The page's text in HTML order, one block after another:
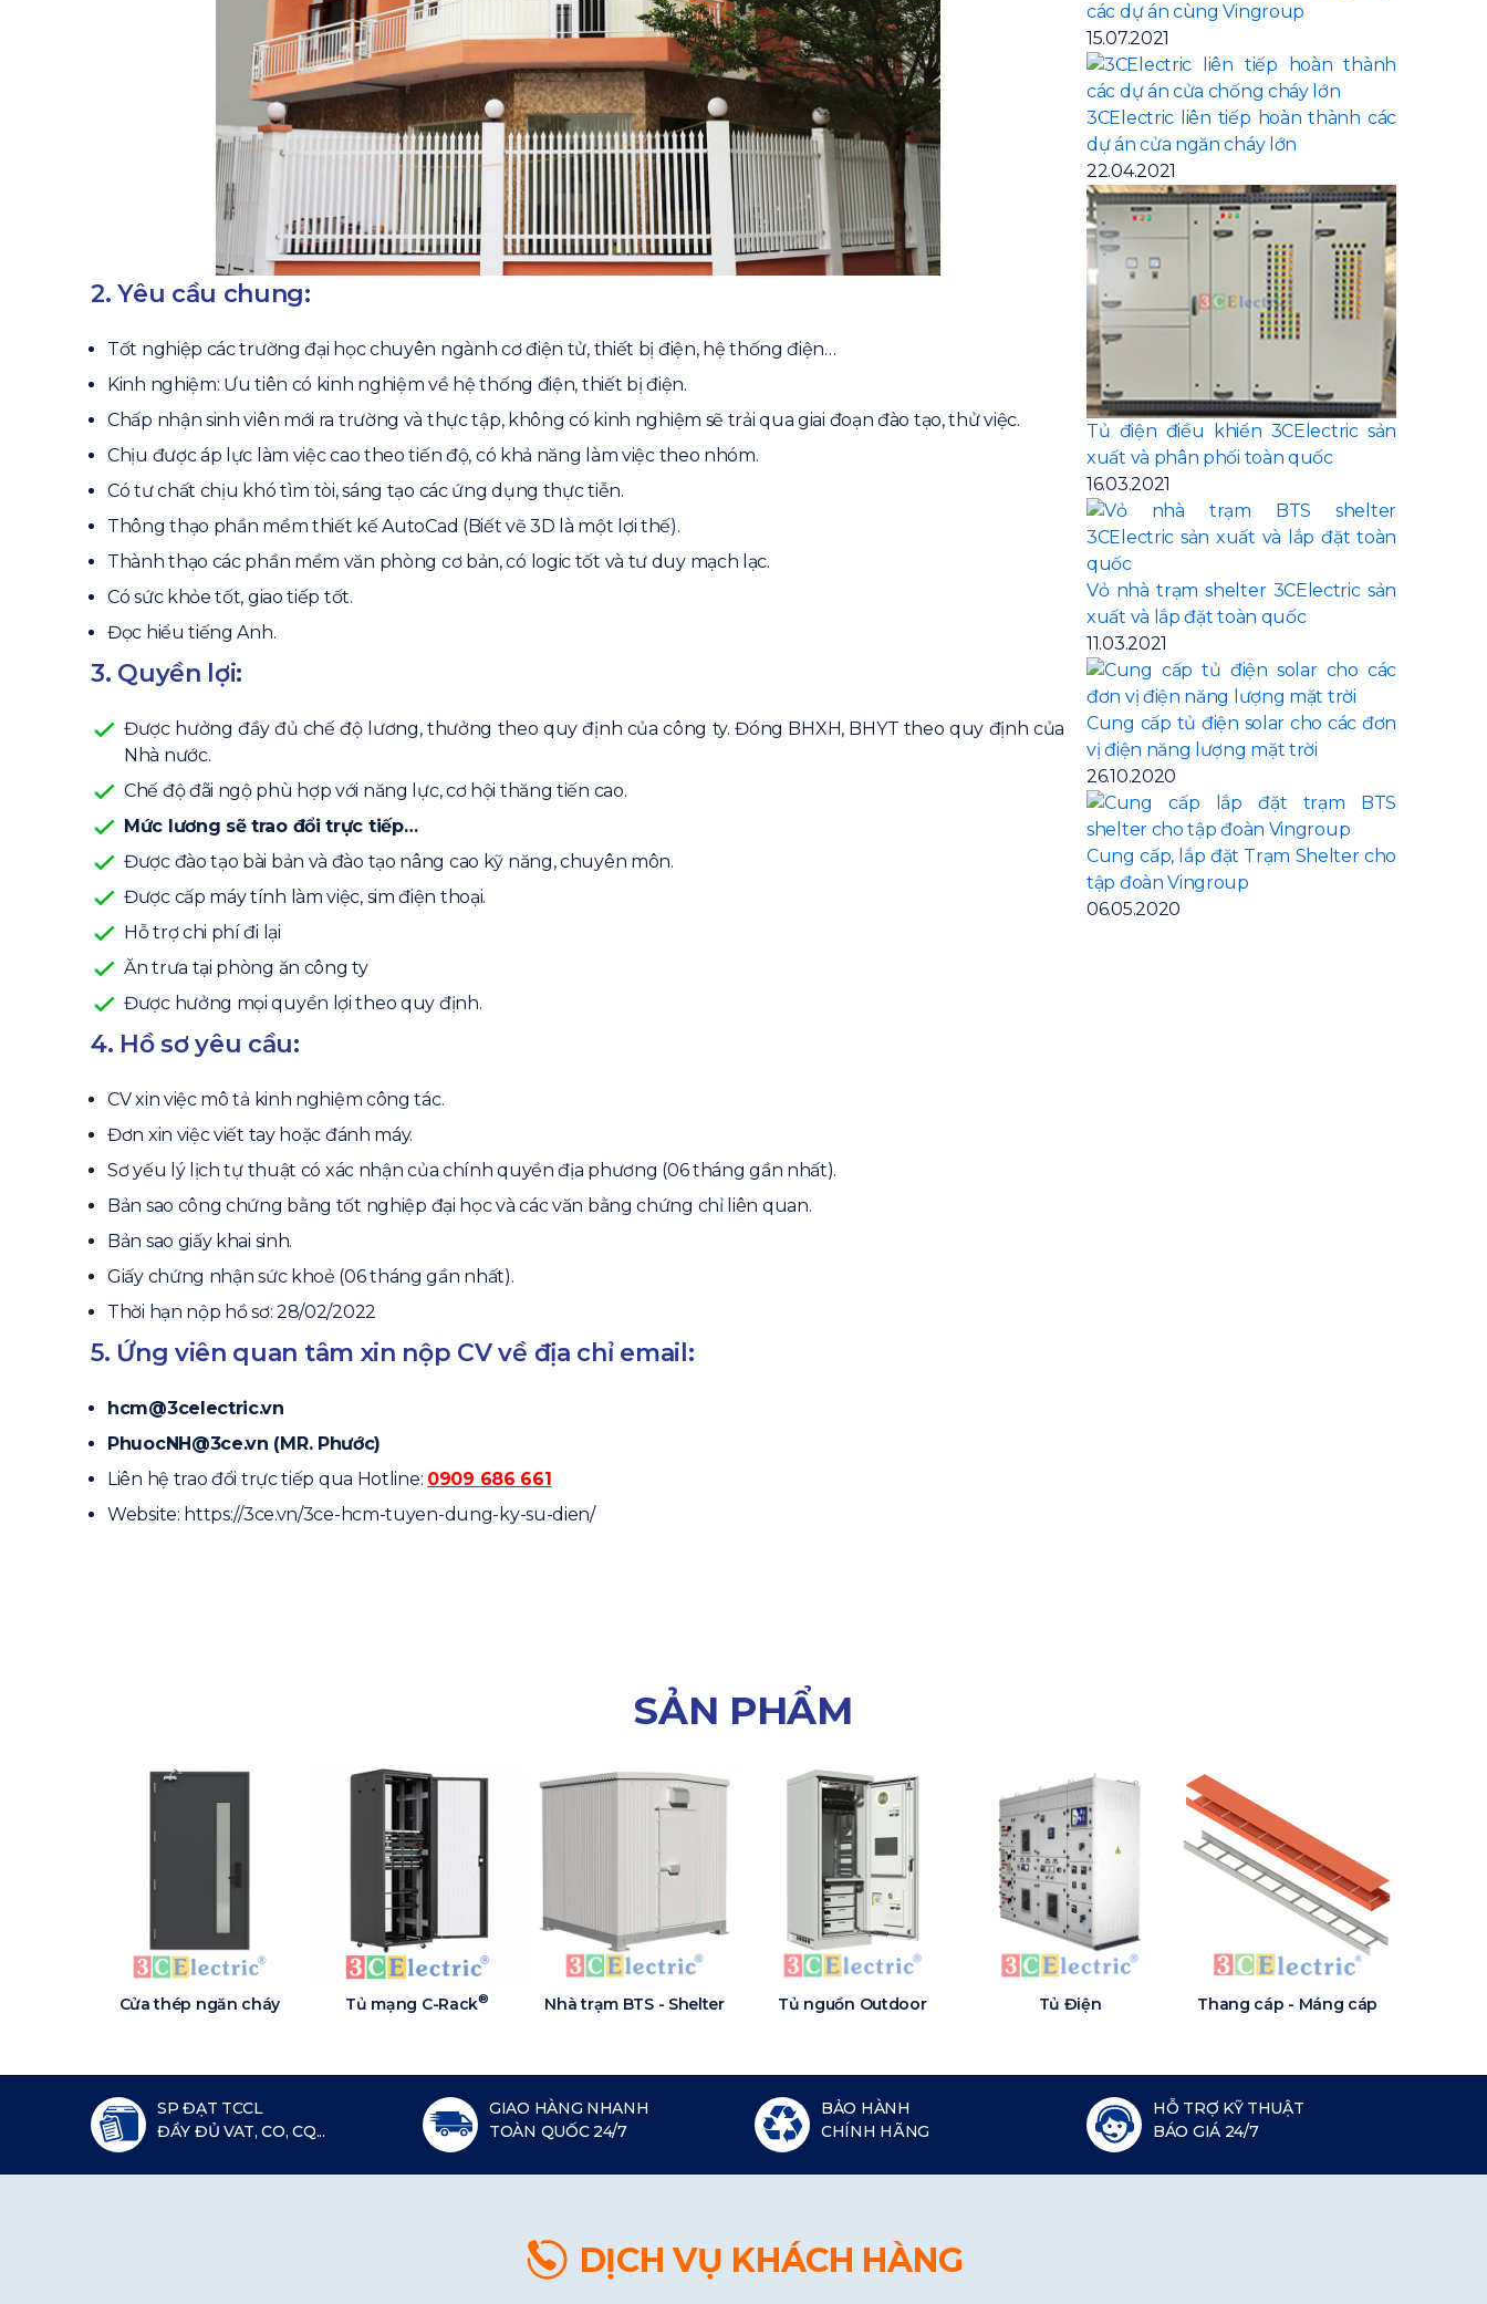
2. Yêu cầu chung:
Tốt nghiệp các trường đại học chuyên ngành cơ điện tử, thiết bị điện, hệ thống điện…
Kinh nghiệm: Ưu tiên có kinh nghiệm về hệ thống điện, thiết bị điện.
Chấp nhận sinh viên mới ra trường và thực tập, không có kinh nghiệm sẽ trải qua giai đoạn đào tạo, thử việc.
Chịu được áp lực làm việc cao theo tiến độ, có khả năng làm việc theo nhóm.
Có tư chất chịu khó tìm tòi, sáng tạo các ứng dụng thực tiễn.
Thông thạo phần mềm thiết kế AutoCad (Biết vẽ 3D là một lợi thế).
Thành thạo các phần mềm văn phòng cơ bản, có logic tốt và tư duy mạch lạc.
Có sức khỏe tốt, giao tiếp tốt.
Đọc hiểu tiếng Anh.
3. Quyền lợi:
Được hưởng đầy đủ chế độ lương, thưởng theo quy định của công ty. Đóng BHXH, BHYT theo quy định của
Nhà nước.
Chế độ đãi ngộ phù hợp với năng lực, cơ hội thăng tiến cao.
Mức lương sẽ trao đổi trực tiếp…
Được đào tạo bài bản và đào tạo nâng cao kỹ năng, chuyên môn.
Được cấp máy tính làm việc, sim điện thoại.
Hỗ trợ chi phí đi lại
Ăn trưa tại phòng ăn công ty
Được hưởng mọi quyền lợi theo quy định.
4. Hồ sơ yêu cầu:
CV xin việc mô tả kinh nghiệm công tác.
Đơn xin việc viết tay hoặc đánh máy.
Sơ yếu lý lịch tự thuật có xác nhận của chính quyền địa phương (06 tháng gần nhất).
Bản sao công chứng bằng tốt nghiệp đại học và các văn bằng chứng chỉ liên quan.
Bản sao giấy khai sinh.
Giấy chứng nhận sức khoẻ (06 tháng gần nhất).
Thời hạn nộp hồ sơ: 28/02/2022
5. Ứng viên quan tâm xin nộp CV về địa chỉ email:
hcm@3celectric.vn
PhuocNH@3ce.vn (MR. Phước)
Liên hệ trao đổi trực tiếp qua Hotline: 0909 686 661
Website: https://3ce.vn/3ce-hcm-tuyen-dung-ky-su-dien/
các dự án cùng Vingroup
15.07.2021
3CElectric liên tiếp hoàn thành các
dự án cửa ngăn cháy lớn
22.04.2021
Tủ điện điều khiển 3CElectric sản
xuất và phân phối toàn quốc
16.03.2021
Vỏ nhà trạm shelter 3CElectric sản
xuất và lắp đặt toàn quốc
11.03.2021
Cung cấp tủ điện solar cho các đơn
vị điện năng lượng mặt trời
26.10.2020
Cung cấp, lắp đặt Trạm Shelter cho
tập đoàn Vingroup
06.05.2020
SẢN PHẨM
Cửa thép ngăn cháy Tủ mạng C-Rack® Nhà trạm BTS - Shelter Tủ nguồn Outdoor Tủ Điện Thang cáp - Máng cáp
SP ĐẠT TCCL
ĐẦY ĐỦ VAT, CO, CQ...
GIAO HÀNG NHANH
TOÀN QUỐC 24/7
BẢO HÀNH
CHÍNH HÃNG
HỖ TRỢ KỸ THUẬT
BÁO GIÁ 24/7
DỊCH VỤ KHÁCH HÀNG